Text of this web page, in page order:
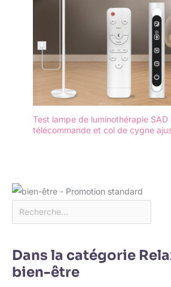
Test lampe de luminothérapie SAD
télécommande et col de cygne
Dans la catégorie
bien-être